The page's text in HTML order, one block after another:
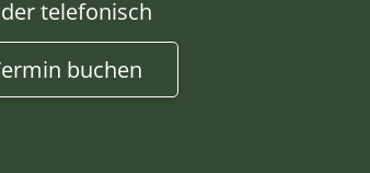
telefonisch
buchen